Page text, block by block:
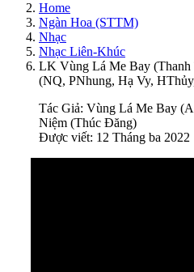
Home
Ngàn Hoa (STTM)
Nhạc
Nhạc Liên-Khúc
LK Vùng Lá Me Bay
(NQ, PNhung, Hạ Vy,
Tác Giả: Vùng Lá Me Bay
Niệm (Thúc Đăng)
Được viết: 12 Tháng ba 2022